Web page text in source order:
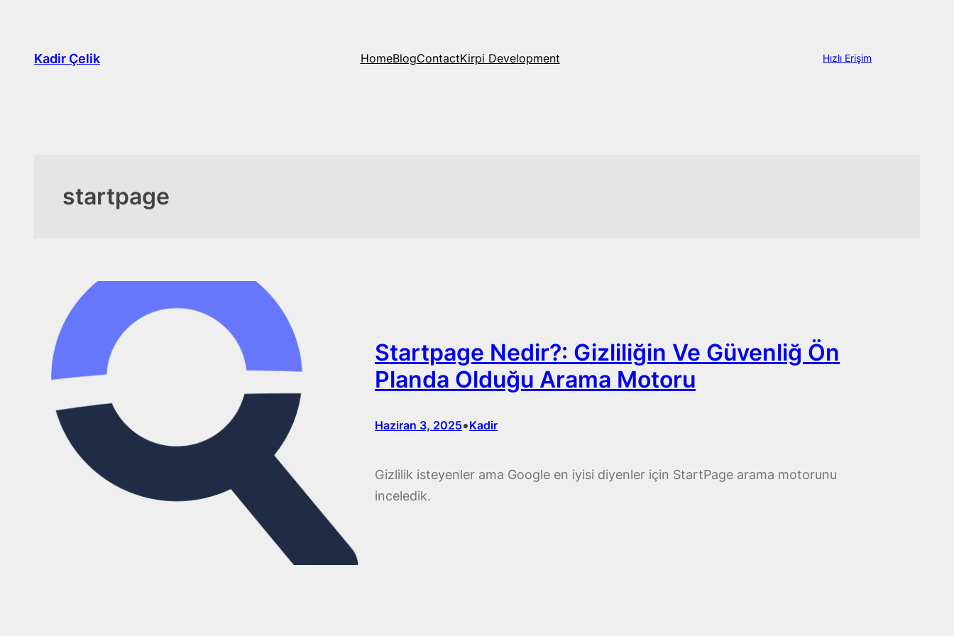
Kadir Çelik HomeBlogContactKirpi Development Hızlı Erişim
startpage
Startpage Nedir?: Gizliliğin Ve Güvenliğ Ön
Planda Olduğu Arama Motoru
Haziran 3, 2025•Kadir
Gizlilik isteyenler ama Google en iyisi diyenler için StartPage arama motorunu
inceledik.